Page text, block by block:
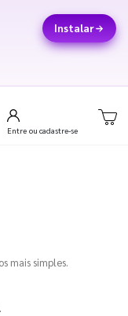
Instalar
Entre ou cadastre-se
mais simples.